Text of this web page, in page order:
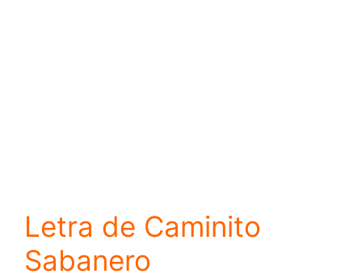
Letra de Caminito
Sabanero